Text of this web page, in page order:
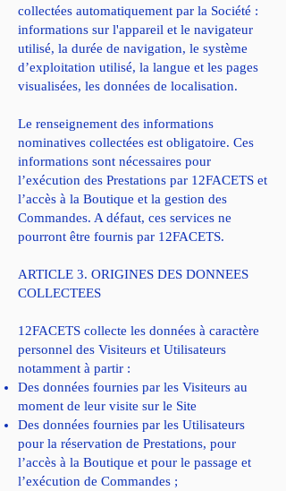
collectées automatiquement par la Société :
informations sur l'appareil et le navigateur
utilisé, la durée de navigation, le système
d’exploitation utilisé, la langue et les pages
visualisées, les données de localisation.
Le renseignement des informations
nominatives collectées est obligatoire. Ces
informations sont nécessaires pour
l’exécution des Prestations par 12FACETS et
l’accès à la Boutique et la gestion des
Commandes. A défaut, ces services ne
pourront être fournis par 12FACETS.
ARTICLE 3. ORIGINES DES DONNEES
COLLECTEES
12FACETS collecte les données à caractère
personnel des Visiteurs et Utilisateurs
notamment à partir :
Des données fournies par les Visiteurs au
moment de leur visite sur le Site
Des données fournies par les Utilisateurs
pour la réservation de Prestations, pour
l’accès à la Boutique et pour le passage et
l’exécution de Commandes ;